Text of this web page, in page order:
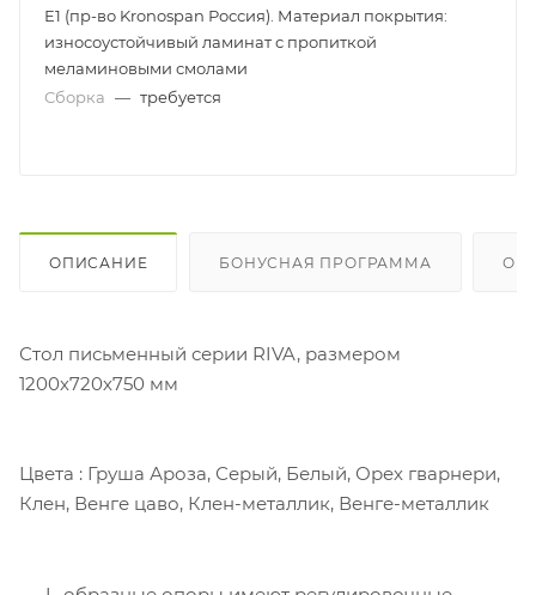
Е1 (пр-во Kronospan Россия). Материал покрытия:
износоустойчивый ламинат с пропиткой
меламиновыми смолами
Сборка — требуется
ОПИСАНИЕ БОНУСНАЯ ПРОГРАММА
Стол письменный серии RIVA, размером
1200х720х750 мм
Цвета : Груша Ароза, Серый, Белый, Орех гварнери,
Клен, Венге цаво, Клен-металлик, Венге-металлик